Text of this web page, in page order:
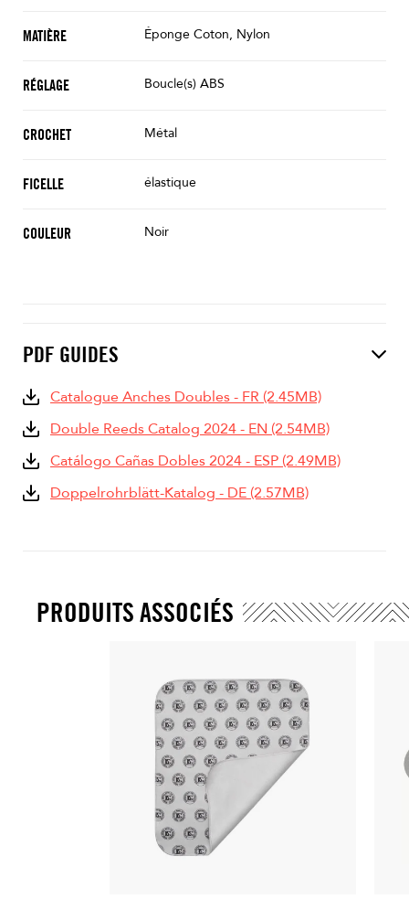
MATIÈRE Éponge Coton, Nylon
RÉGLAGE Boucle(s) ABS
CROCHET Métal
FICELLE élastique
COULEUR Noir
PDF GUIDES
Catalogue Anches Doubles - FR (2.45MB)
Double Reeds Catalog 2024 - EN (2.54MB)
Catálogo Cañas Dobles 2024 - ESP (2.49MB)
Doppelrohrblätt-Katalog - DE (2.57MB)
PRODUITS ASSOCIÉS